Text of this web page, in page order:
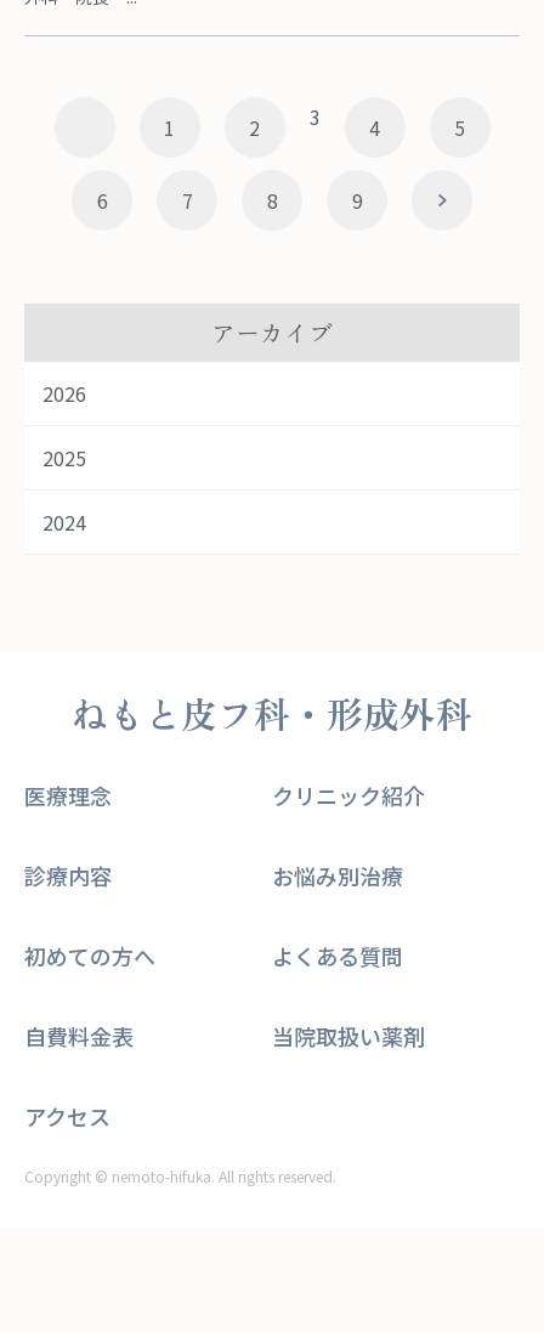
1 2 3 4 5
6 7 8 9
アーカイブ
2026
2025
2024
ねもと皮フ科・形成外科
医療理念 クリニック紹介
診療内容 お悩み別治療
初めての方へ よくある質問
自費料金表 当院取扱い薬剤
アクセス
Copyright © nemoto-hifuka. All rights reserved.